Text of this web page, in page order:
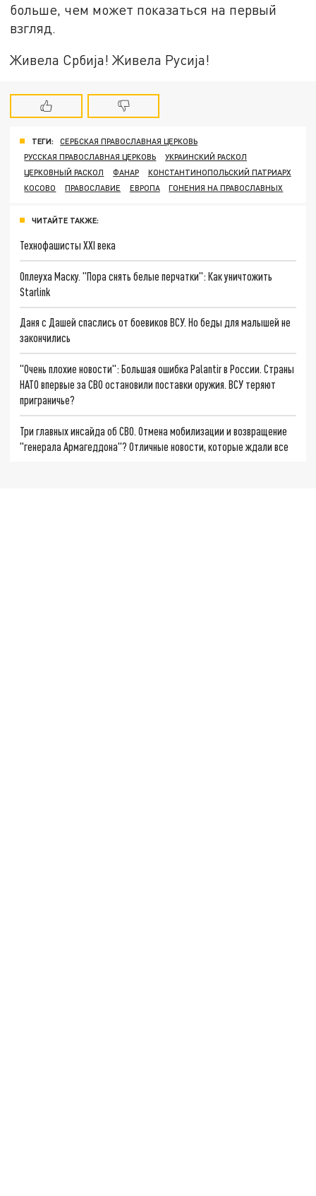
больше, чем может показаться на первый
взгляд.
Живела Србиjа! Живела Русиjа!
ТЕГИ:
СЕРБСКАЯ ПРАВОСЛАВНАЯ ЦЕРКОВЬ
РУССКАЯ ПРАВОСЛАВНАЯ ЦЕРКОВЬ
УКРАИНСКИЙ РАСКОЛ
ЦЕРКОВНЫЙ РАСКОЛ
ФАНАР
КОНСТАНТИНОПОЛЬСКИЙ ПАТРИАРХ
КОСОВО
ПРАВОСЛАВИЕ ЕВРОПА ГОНЕНИЯ НА ПРАВОСЛАВНЫХ
ЧИТАЙТЕ ТАКЖЕ:
Технофашисты XXI века
Оплеуха Маску. "Пора снять белые перчатки": Как уничтожить
Starlink
Даня с Дашей спаслись от боевиков ВСУ. Но беды для малышей не
закончились
"Очень плохие новости": Большая ошибка Palantir в России. Страны
НАТО впервые за СВО остановили поставки оружия. ВСУ теряют
приграничье?
Три главных инсайда об СВО. Отмена мобилизации и возвращение
"генерала Армагеддона"? Отличные новости, которые ждали все